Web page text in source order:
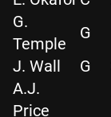
G.
Temple
G
J. Wall
G
A.J.
Price